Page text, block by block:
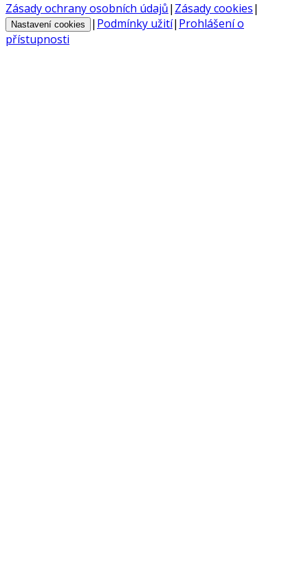
Zásady ochrany osobních údajů| Zásady cookies|
Nastavení cookies | Podmínky užití| Prohlášení o
přístupnosti